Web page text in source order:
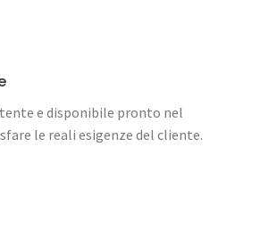
e disponibile pronto nel
le reali esigenze del cliente.